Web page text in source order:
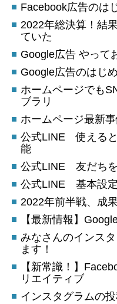
Facebook広告のは
2022年総決算！結
ていた
Google広告 やって
Google広告のはじ
ホームページでも
ブラリ
ホームページ最新
公式LINE 使える
能
公式LINE 友だち
公式LINE 基本設
2022年前半戦、成
【最新情報】
みなさんのインス
ます！
【新常識！】
リエイティブ
インスタグラムの